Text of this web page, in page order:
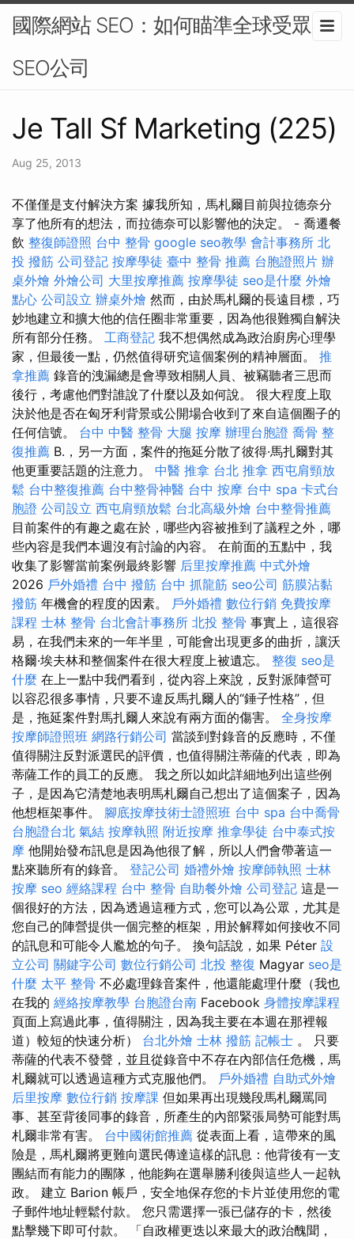
國際網站 SEO：如何瞄準全球受眾-
SEO公司
Je Tall Sf Marketing (225)
Aug 25, 2013
不僅僅是支付解決方案 據我所知，馬札爾目前與拉德奈分
享了他所有的想法，而拉德奈可以影響他的決定。 - 喬遷餐
飲 整復師證照 台中 整骨 google seo教學 會計事務所 北
投 撥筋 公司登記 按摩學徒 臺中 整骨 推薦 台胞證照片 辦
桌外燴 外燴公司 大里按摩推薦 按摩學徒 seo是什麼 外燴
點心 公司設立 辦桌外燴 然而，由於馬札爾的長遠目標，巧
妙地建立和擴大他的信任圈非常重要，因為他很難獨自解決
所有部分任務。 工商登記 我不想偶然成為政治廚房心理學
家，但最後一點，仍然值得研究這個案例的精神層面。 推
拿推薦 錄音的洩漏總是會導致相關人員、被竊聽者三思而
後行，考慮他們對誰說了什麼以及如何說。 很大程度上取
決於他是否在匈牙利背景或公開場合收到了來自這個圈子的
任何信號。 台中 中醫 整骨 大腿 按摩 辦理台胞證 喬骨 整
復推薦 B.，另一方面，案件的拖延分散了彼得·馬扎爾對其
他更重要話題的注意力。 中醫 推拿 台北 推拿 西屯肩頸放
鬆 台中整復推薦 台中整骨神醫 台中 按摩 台中 spa 卡式台
胞證 公司設立 西屯肩頸放鬆 台北高級外燴 台中整骨推薦
目前案件的有趣之處在於，哪些內容被推到了議程之外，哪
些內容是我們本週沒有討論的內容。 在前面的五點中，我
收集了影響當前案例最終影響 后里按摩推薦 中式外燴
2026 戶外婚禮 台中 撥筋 台中 抓龍筋 seo公司 筋膜沾黏
撥筋 年機會的程度的因素。 戶外婚禮 數位行銷 免費按摩
課程 士林 整骨 台北會計事務所 北投 整骨 事實上，這很容
易，在我們未來的一年半里，可能會出現更多的曲折，讓沃
格爾·埃夫林和整個案件在很大程度上被遺忘。 整復 seo是
什麼 在上一點中我們看到，從內容上來說，反對派陣營可
以容忍很多事情，只要不違反馬扎爾人的“錘子性格”，但
是，拖延案件對馬扎爾人來說有兩方面的傷害。 全身按摩
按摩師證照班 網路行銷公司 當談到對錄音的反應時，不僅
值得關注反對派選民的評價，也值得關注蒂薩的代表，即為
蒂薩工作的員工的反應。 我之所以如此詳細地列出這些例
子，是因為它清楚地表明馬札爾自己想出了這個案子，因為
他想框架事件。 腳底按摩技術士證照班 台中 spa 台中喬骨
台胞證台北 氣結 按摩執照 附近按摩 推拿學徒 台中泰式按
摩 他開始發布訊息是因為他很了解，所以人們會帶著這一
點來聽所有的錄音。 登記公司 婚禮外燴 按摩師執照 士林
按摩 seo 經絡課程 台中 整骨 自助餐外燴 公司登記 這是一
個很好的方法，因為透過這種方式，您可以為公眾，尤其是
您自己的陣營提供一個完整的框架，用於解釋如何接收不同
的訊息和可能令人尷尬的句子。 換句話說，如果 Péter 設
立公司 關鍵字公司 數位行銷公司 北投 整復 Magyar seo是
什麼 太平 整骨 不必處理錄音案件，他還能處理什麼（我也
在我的 經絡按摩教學 台胞證台南 Facebook 身體按摩課程
頁面上寫過此事，值得關注，因為我主要在本週在那裡報
道）較短的快速分析） 台北外燴 士林 撥筋 記帳士 。 只要
蒂薩的代表不發聲，並且從錄音中不存在內部信任危機，馬
札爾就可以透過這種方式克服他們。 戶外婚禮 自助式外燴
后里按摩 數位行銷 按摩課 但如果再出現幾段馬札爾罵同
事、甚至背後同事的錄音，所產生的內部緊張局勢可能對馬
札爾非常有害。 台中國術館推薦 從表面上看，這帶來的風
險是，馬札爾將更難向選民傳達這樣的訊息：他背後有一支
團結而有能力的團隊，他能夠在選舉勝利後與這些人一起執
政。 建立 Barion 帳戶，安全地保存您的卡片並使用您的電
子郵件地址輕鬆付款。 您只需選擇一張已儲存的卡，然後
點擊幾下即可付款。 「自政權更迭以來最大的政治醜聞，